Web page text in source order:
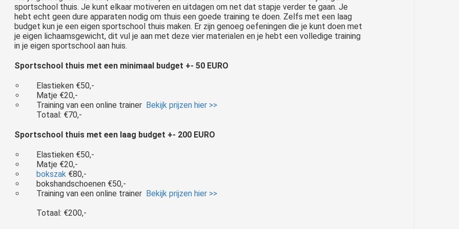
sportschool thuis. Je kunt elkaar motiveren en uitdagen om net dat stapje verder te gaan. Je
hebt echt geen dure apparaten nodig om thuis een goede training te doen. Zelfs met een laag
budget kun je een eigen sportschool thuis maken. Er zijn genoeg oefeningen die je kunt doen met
je eigen lichaamsgewicht, dit vul je aan met deze vier materialen en je hebt een volledige training
in je eigen sportschool aan huis.
Sportschool thuis met een minimaal budget +- 50 EURO
Elastieken €50,-
Matje €20,-
Training van een online trainer Bekijk prijzen hier >>
Totaal: €70,-
Sportschool thuis met een laag budget +- 200 EURO
Elastieken €50,-
Matje €20,-
bokszak €80,-
bokshandschoenen €50,-
Training van een online trainer Bekijk prijzen hier >>
Totaal: €200,-